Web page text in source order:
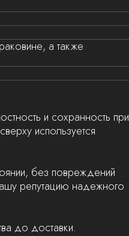
а также
и сохранность при
используется
без повреждений
репутацию надежного
до доставки.